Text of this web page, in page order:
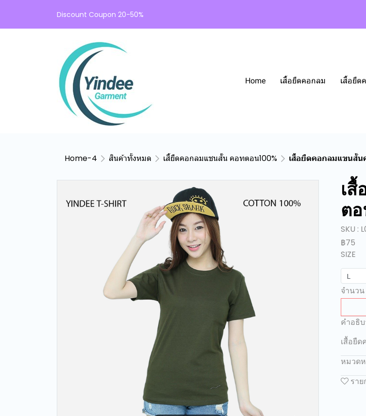
Discount Coupon 20-50%
Home เสื้อยืดคอกลม เสื้อยืด
Home-4 สินค้าทั้งหมด เสื้ยืดคอกลมแชนสั้น คอทตอน100% เสื้อยืดคอกลมแขนสั้น
เ
ตอ
SKU :
฿75
SIZE
L
จำนวน
คำอธิ
เสื้อยื
หมวด
รา